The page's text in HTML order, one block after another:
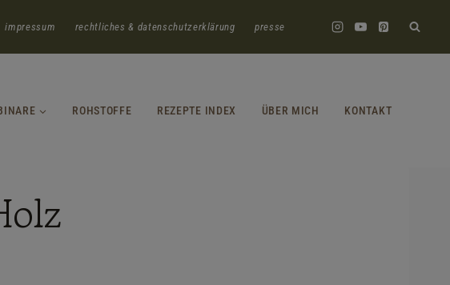
impressum rechtliches & datenschutzerklärung presse
ROHSTOFFE REZEPTE INDEX ÜBER MICH KONTAKT